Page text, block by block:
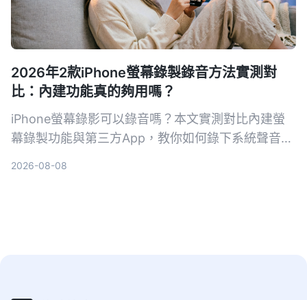
2026年2款iPhone螢幕錄製錄音方法實測對
比：內建功能真的夠用嗎？
iPhone螢幕錄影可以錄音嗎？本文實測對比內建螢
幕錄製功能與第三方App，教你如何錄下系統聲音和
2026-08-08